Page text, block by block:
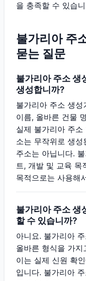
을 충족할 수 있습
불가리아 주
묻는 질문
불가리아 주소 생
생성합니까?
불가리아 주소 생
이름, 올바른 건물
실제 불가리아 주
소는 무작위로 생
주소는 아닙니다.
트, 개발 및 교육 목
목적으로는 사용해
불가리아 주소 생
할 수 있습니까?
아니요. 불가리아
올바른 형식을 가
이는 실제 신원 확
입니다. 불가리아